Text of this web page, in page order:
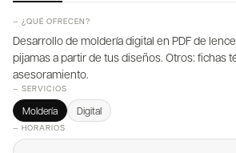
— ¿QUÉ OFRECEN?
Desarrollo de moldería digital en PDF de
pijamas a partir de tus diseños. Otros: fichas
asesoramiento.
— SERVICIOS
Moldería Digital
— HORARIOS